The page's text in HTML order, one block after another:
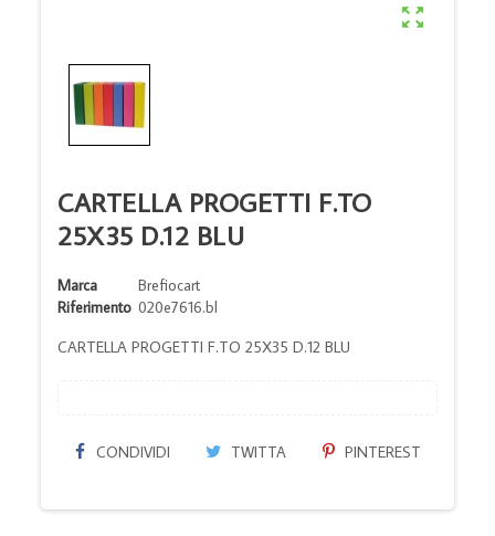

CARTELLA PROGETTI F.TO
25X35 D.12 BLU
Marca
Brefiocart
Riferimento 020e7616.bl
CARTELLA PROGETTI F.TO 25X35 D.12 BLU
CONDIVIDI TWITTA PINTEREST